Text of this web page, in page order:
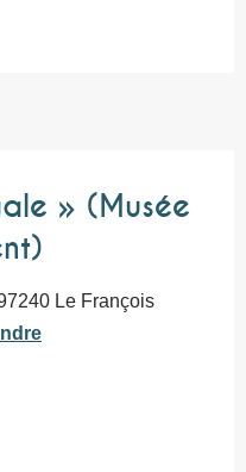
» (Musée
Le François